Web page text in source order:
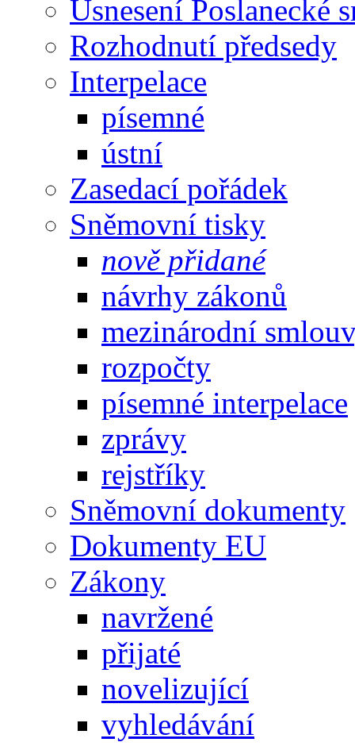
Usnesení Poslanecké
Rozhodnutí předsedy
Interpelace
písemné
ústní
Zasedací pořádek
Sněmovní tisky
nově přidané
návrhy zákonů
mezinárodní
rozpočty
písemné interpelace
zprávy
rejstříky
Sněmovní dokumenty
Dokumenty EU
Zákony
navržené
přijaté
novelizující
vyhledávání